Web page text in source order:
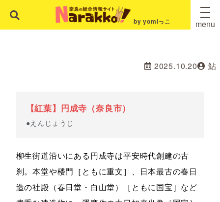
by yomiっこ menu
2025.10.20 鮎
【紅葉】円成寺（奈良市）
●えんじょうじ
柳生街道沿いにある円成寺は平安時代創建の古
刹。本堂や楼門［ともに重文］、日本最古の春日
造の社殿（春日堂・白山堂）［ともに国宝］など